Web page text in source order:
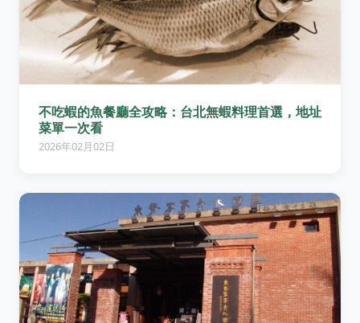
不吃蝦的魚餐廳全攻略：台北無蝦料理首選，地址
菜單一次看
2026年02月02日